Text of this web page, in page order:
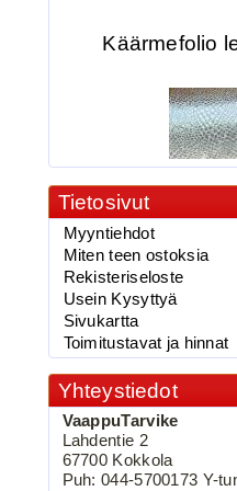
Käärmefolio
BKK 6062-
Tietosivut
Myyntiehdot
Miten teen ostoksia
Rekisteriseloste
Usein Kysyttyä
Sivukartta
Toimitustavat ja hinnat
Yhteystiedot
VaappuTarvike
Lahdentie 2
67700 Kokkola
Puh: 044-5700173 Y-